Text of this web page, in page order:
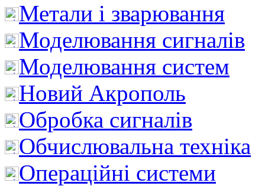
Метали і зварювання
Моделювання сигналів
Моделювання систем
Новий Акрополь
Обробка сигналів
Обчислювальна техніка
Операційні системи